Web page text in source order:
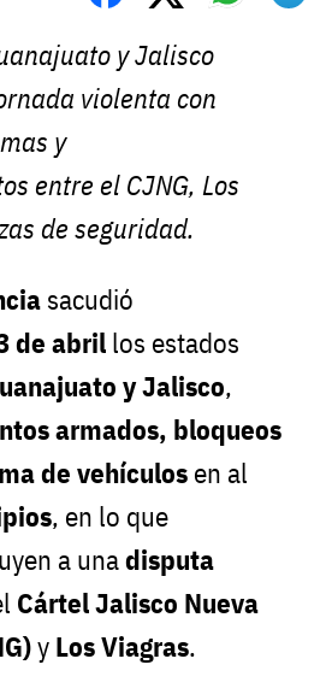
y Jalisco
violenta con
y
entre el CJNG, Los
de seguridad.
sacudió
de abril los estados
y Jalisco,
armados, bloqueos
de vehículos en al
, en lo que
a unadisputa
Cártel Jalisco Nueva
y Los Viagras.